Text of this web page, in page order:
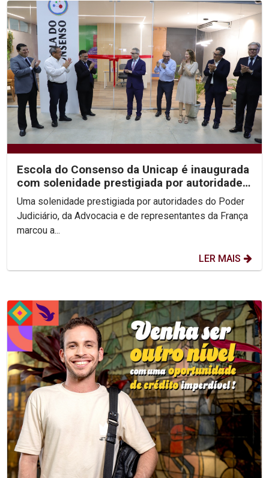
Escola do Consenso da Unicap é inaugurada
com solenidade prestigiada por autoridades
do...
Uma solenidade prestigiada por autoridades do Poder
Judiciário, da Advocacia e de representantes da França
marcou a...
LER MAIS